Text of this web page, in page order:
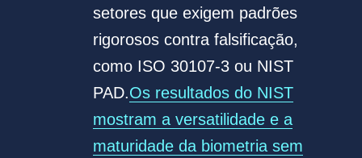
setores que exigem padrões
rigorosos contra falsificação,
como ISO 30107-3 ou NIST
PAD.Os resultados do NIST
mostram a versatilidade e a
maturidade da biometria sem